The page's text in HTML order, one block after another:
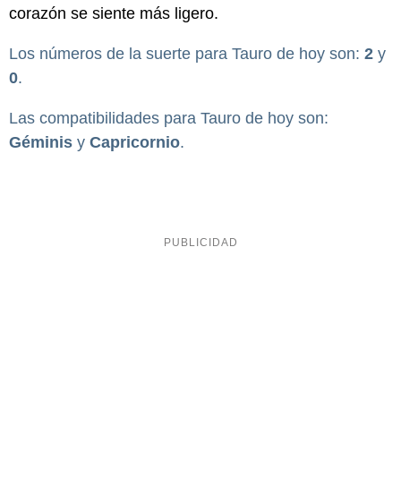
corazón se siente más ligero.
Los números de la suerte para Tauro de hoy son: 2 y
0.
Las compatibilidades para Tauro de hoy son:
Géminis y Capricornio.